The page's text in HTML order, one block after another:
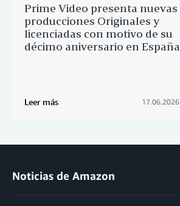
Prime Video presenta nuevas
producciones Originales y
licenciadas con motivo de su
décimo aniversario en España
Leer más 17.06.2026
Noticias de Amazon